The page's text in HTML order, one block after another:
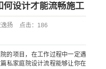
何设计才能流畅施工
扬 点击： 186
的项目，在工作过程中一定遇
私家庭院设计流程能够让你在